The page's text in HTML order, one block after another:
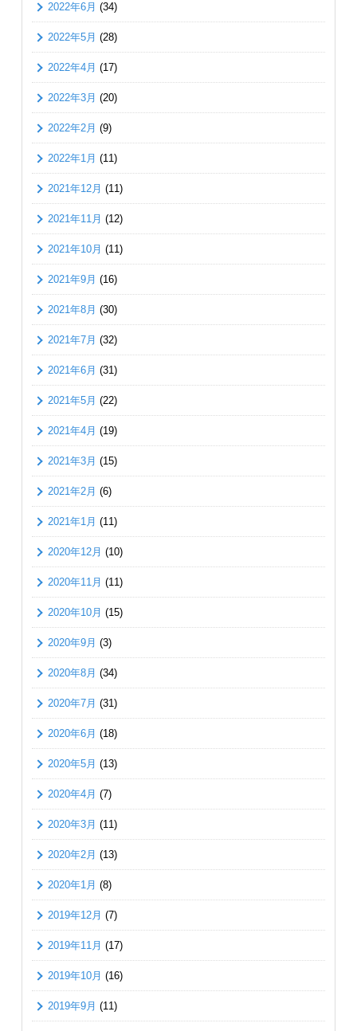
2022年6月 (34)
2022年5月 (28)
2022年4月 (17)
2022年3月 (20)
2022年2月 (9)
2022年1月 (11)
2021年12月 (11)
2021年11月 (12)
2021年10月 (11)
2021年9月 (16)
2021年8月 (30)
2021年7月 (32)
2021年6月 (31)
2021年5月 (22)
2021年4月 (19)
2021年3月 (15)
2021年2月 (6)
2021年1月 (11)
2020年12月 (10)
2020年11月 (11)
2020年10月 (15)
2020年9月 (3)
2020年8月 (34)
2020年7月 (31)
2020年6月 (18)
2020年5月 (13)
2020年4月 (7)
2020年3月 (11)
2020年2月 (13)
2020年1月 (8)
2019年12月 (7)
2019年11月 (17)
2019年10月 (16)
2019年9月 (11)